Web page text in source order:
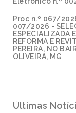
Proc n.º 067/
007/2026 -
ESPECIALIZADA
REFORMA E
PEREIRA, NO
OLIVEIRA, MG
Últimas